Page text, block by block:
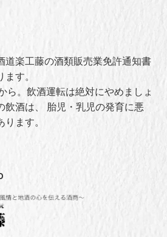
道楽工藤の酒類販売業免許通知書
す。
ら。飲酒運転は絶対にやめましょ
飲酒は、 胎児・乳児の発育に悪
ます。